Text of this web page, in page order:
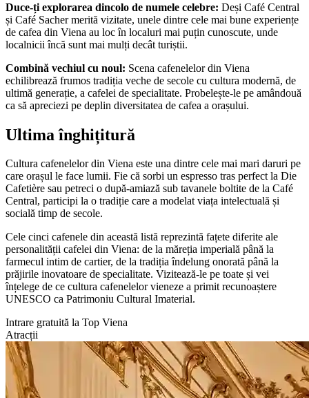
Duce-ți explorarea dincolo de numele celebre: Deși Café Central
și Café Sacher merită vizitate, unele dintre cele mai bune experiențe
de cafea din Viena au loc în localuri mai puțin cunoscute, unde
localnicii încă sunt mai mulți decât turiștii.
Combină vechiul cu noul: Scena cafenelelor din Viena
echilibrează frumos tradiția veche de secole cu cultura modernă, de
ultimă generație, a cafelei de specialitate. Probelește-le pe amândouă
ca să apreciezi pe deplin diversitatea de cafea a orașului.
Ultima înghițitură
Cultura cafenelelor din Viena este una dintre cele mai mari daruri pe
care orașul le face lumii. Fie că sorbi un espresso tras perfect la Die
Cafetière sau petreci o după-amiază sub tavanele boltite de la Café
Central, participi la o tradiție care a modelat viața intelectuală și
socială timp de secole.
Cele cinci cafenele din această listă reprezintă fațete diferite ale
personalității cafelei din Viena: de la măreția imperială până la
farmecul intim de cartier, de la tradiția îndelung onorată până la
prăjirile inovatoare de specialitate. Vizitează-le pe toate și vei
înțelege de ce cultura cafenelelor vieneze a primit recunoaștere
UNESCO ca Patrimoniu Cultural Imaterial.
Intrare gratuită la Top Viena
Atracții